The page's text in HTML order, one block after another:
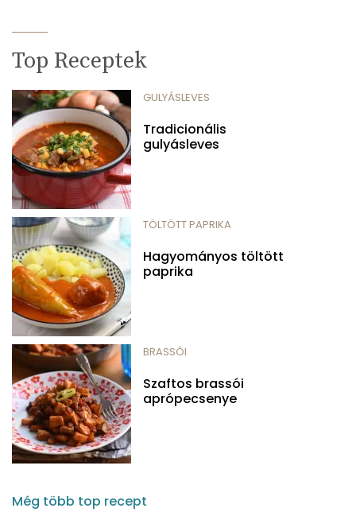
Top Receptek
GULYÁSLEVES
Tradicionális
gulyásleves
TÖLTÖTT PAPRIKA
Hagyományos töltött
paprika
BRASSÓI
Szaftos brassói
aprópecsenye
Még több top recept